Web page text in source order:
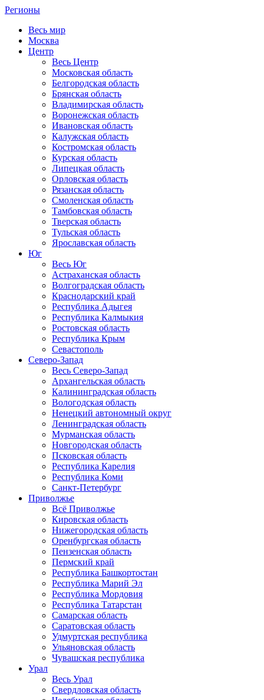
Регионы
Весь мир
Москва
Центр
Весь Центр
Московская область
Белгородская область
Брянская область
Владимирская область
Воронежская область
Ивановская область
Калужская область
Костромская область
Курская область
Липецкая область
Орловская область
Рязанская область
Смоленская область
Тамбовская область
Тверская область
Тульская область
Ярославская область
Юг
Весь Юг
Астраханская область
Волгоградская область
Краснодарский край
Республика Адыгея
Республика Калмыкия
Ростовская область
Республика Крым
Севастополь
Северо-Запад
Весь Северо-Запад
Архангельская область
Калининградская область
Вологодская область
Ненецкий автономный округ
Ленинградская область
Мурманская область
Новгородская область
Псковская область
Республика Карелия
Республика Коми
Санкт-Петербург
Приволжье
Всё Приволжье
Кировская область
Нижегородская область
Оренбургская область
Пензенская область
Пермский край
Республика Башкортостан
Республика Марий Эл
Республика Мордовия
Республика Татарстан
Самарская область
Саратовская область
Удмуртская республика
Ульяновская область
Чувашская республика
Урал
Весь Урал
Свердловская область